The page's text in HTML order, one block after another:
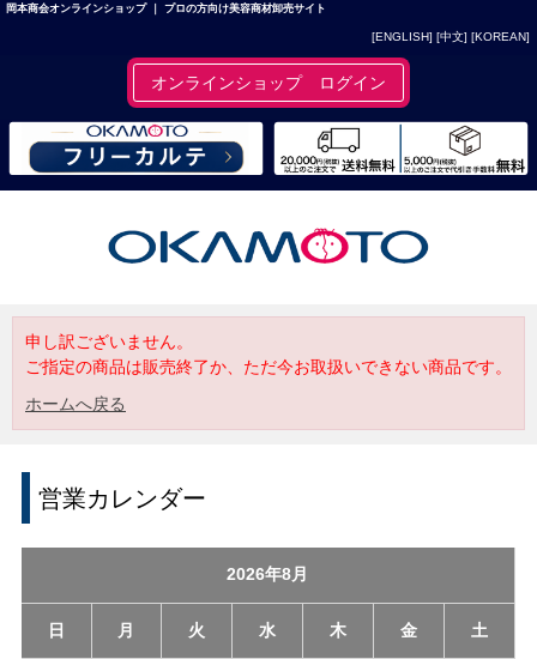
岡本商会オンラインショップ ｜ プロの方向け美容商材卸売サイト
[ENGLISH] [中文] [KOREAN]
オンラインショップ ログイン
申し訳ございません。
ご指定の商品は販売終了か、ただ今お取扱いできない商品です。
ホームへ戻る
営業カレンダー
2026年8月
日 月 火 水 木 金 土